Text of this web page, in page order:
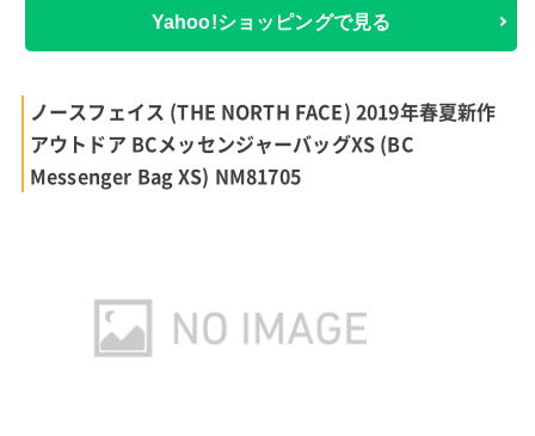
Yahoo!ショッピングで見る
ノースフェイス (THE NORTH FACE) 2019年春夏新作
アウトドア BCメッセンジャーバッグXS (BC
Messenger Bag XS) NM81705